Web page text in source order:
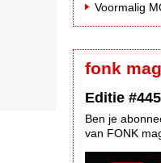
fonk
Editie
Ben je
van FONK